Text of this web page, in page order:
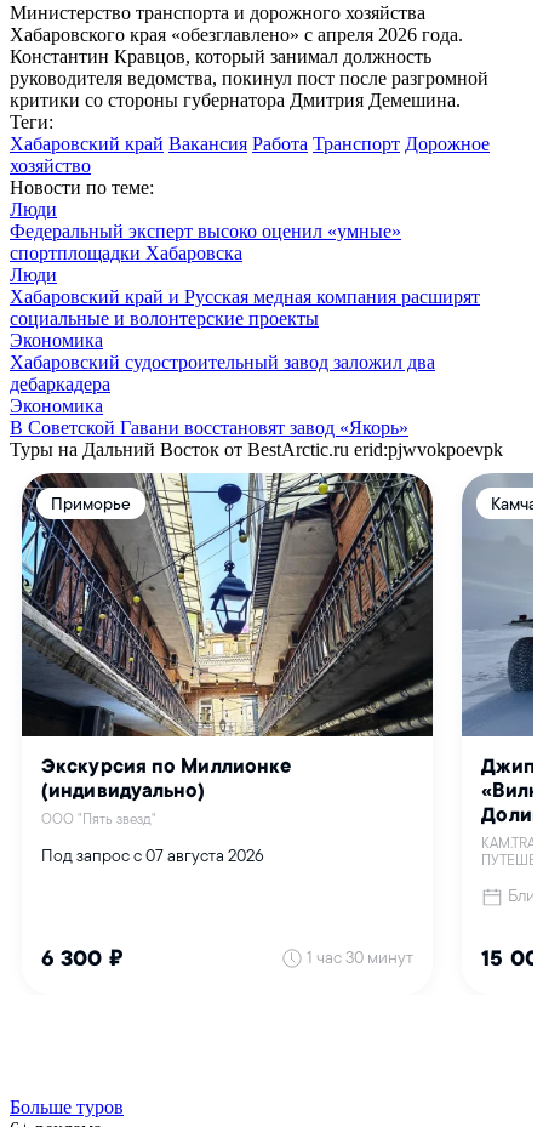
Министерство транспорта и дорожного хозяйства
Хабаровского края «обезглавлено» с апреля 2026 года.
Константин Кравцов, который занимал должность
руководителя ведомства, покинул пост после разгромной
критики со стороны губернатора Дмитрия Демешина.
Теги:
Хабаровский край Вакансия Работа Транспорт Дорожное
хозяйство
Новости по теме:
Люди
Федеральный эксперт высоко оценил «умные»
спортплощадки Хабаровска
Люди
Хабаровский край и Русская медная компания расширят
социальные и волонтерские проекты
Экономика
Хабаровский судостроительный завод заложил два
дебаркадера
Экономика
В Советской Гавани восстановят завод «Якорь»
Туры на Дальний Восток от BestArctic.ru erid:pjwvokpoevpk
Больше туров